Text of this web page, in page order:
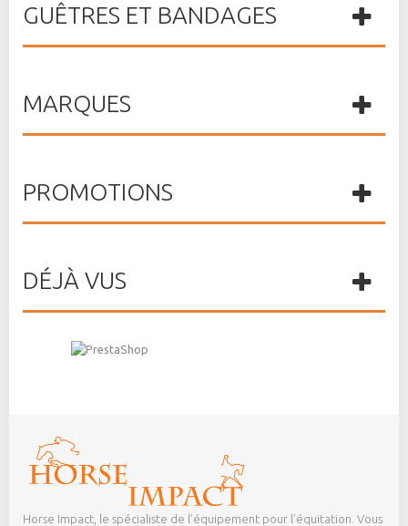
GUÊTRES ET BANDAGES
MARQUES
PROMOTIONS
DÉJÀ VUS
Horse Impact, le spécialiste de l’équipement pour l’équitation. Vous